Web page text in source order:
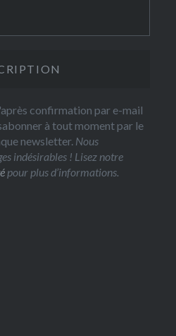
confirmation par e-mail
à tout moment par le
newsletter. Nous
indésirables ! Lisez notre
pour plus d’informations.